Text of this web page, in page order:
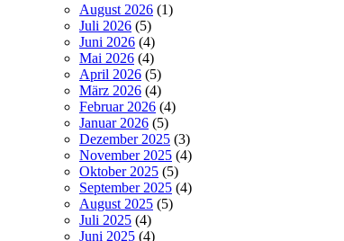
August 2026 (1)
Juli 2026 (5)
Juni 2026 (4)
Mai 2026 (4)
April 2026 (5)
März 2026 (4)
Februar 2026 (4)
Januar 2026 (5)
Dezember 2025 (3)
November 2025 (4)
Oktober 2025 (5)
September 2025 (4)
August 2025 (5)
Juli 2025 (4)
Juni 2025 (4)